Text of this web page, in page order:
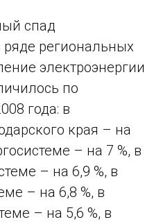
спад
ряде региональных
электроэнергии
по
года: в
края – на
– на 7 %, в
– на 6,9 %, в
– на 6,8 %, в
– на 5,6 %, в